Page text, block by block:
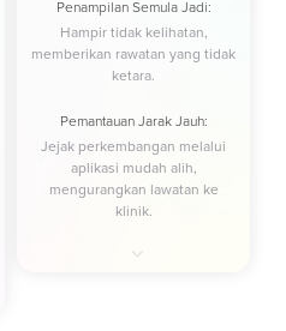
Penampilan Semula Jadi:
Hampir tidak kelihatan,
memberikan rawatan yang tidak
ketara.
Pemantauan Jarak Jauh:
Jejak perkembangan melalui
aplikasi mudah alih,
mengurangkan lawatan ke
klinik.